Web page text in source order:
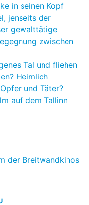
in seinen Kopf
jenseits der
gewalttätige
zwischen
Tal und fliehen
Heimlich
und Täter?
auf dem Tallinn
der Breitwandkinos